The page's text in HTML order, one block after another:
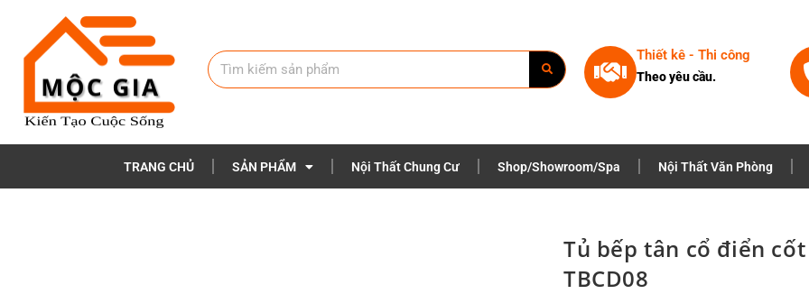
Thiết kê - Thi công
Theo yêu cầu.
TRANG CHỦ SẢN PHẨM Nội Thất Chung Cư Shop/Showroom/Spa Nội Thất Văn Phòng
Tủ bếp tân cổ điển
TBCD08